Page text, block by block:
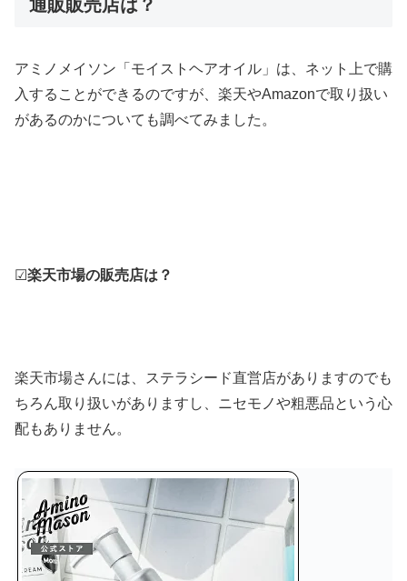
通販販売店は？
アミノメイソン「モイストヘアオイル」は、ネット上で購
入することができるのですが、楽天やAmazonで取り扱い
があるのかについても調べてみました。
☑楽天市場の販売店は？
楽天市場さんには、ステラシード直営店がありますのでも
ちろん取り扱いがありますし、ニセモノや粗悪品という心
配もありません。